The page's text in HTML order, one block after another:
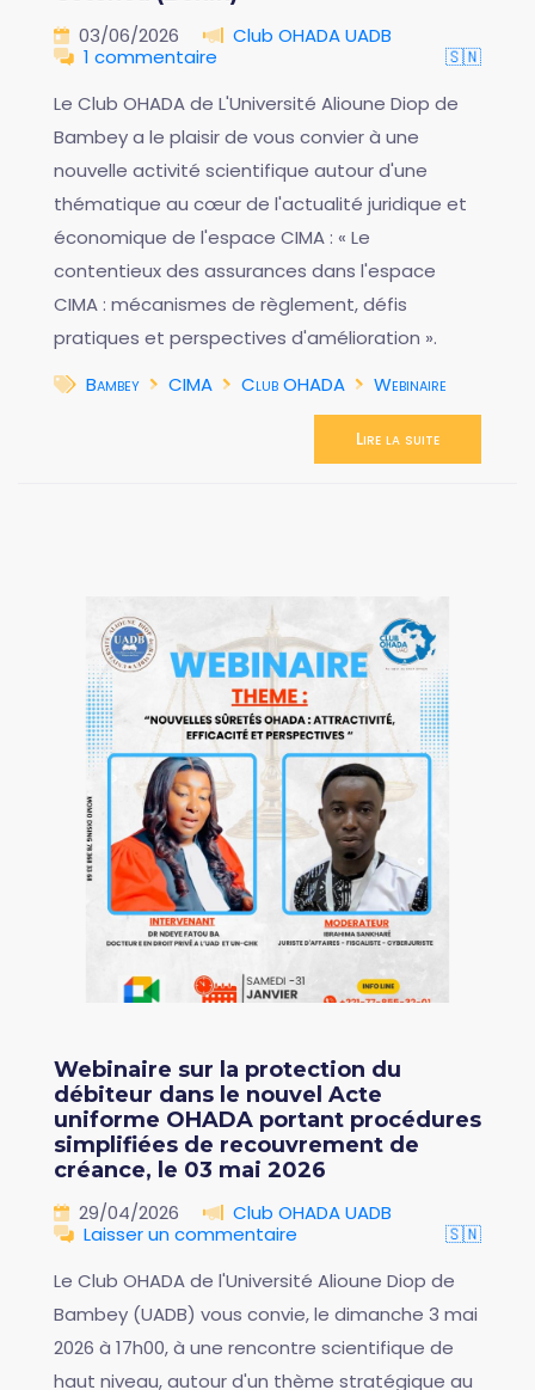
03/06/2026
Club OHADA UADB
1 commentaire
🇸🇳
Le Club OHADA de L'Université Alioune Diop de
Bambey a le plaisir de vous convier à une
nouvelle activité scientifique autour d'une
thématique au cœur de l'actualité juridique et
économique de l'espace CIMA : « Le
contentieux des assurances dans l'espace
CIMA : mécanismes de règlement, défis
pratiques et perspectives d'amélioration ».
Bambey
CIMA Club OHADA Webinaire
Lire la suite
Webinaire sur la protection du
débiteur dans le nouvel Acte
uniforme OHADA portant procédures
simplifiées de recouvrement de
créance, le 03 mai 2026
29/04/2026
Club OHADA UADB
Laisser un commentaire
🇸🇳
Le Club OHADA de l'Université Alioune Diop de
Bambey (UADB) vous convie, le dimanche 3 mai
2026 à 17h00, à une rencontre scientifique de
haut niveau, autour d'un thème stratégique au